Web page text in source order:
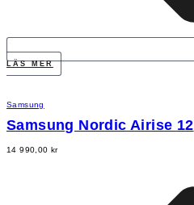
LÄS MER
Samsung
Samsung Nordic Airise 12
14 990,00kr